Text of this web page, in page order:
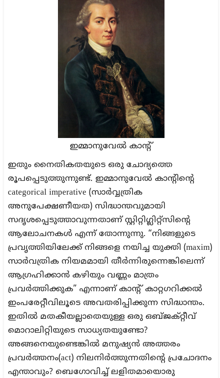
ഇമ്മാനുവേല്‍ കാന്റ്
ഇതും നൈതികതയുടെ ഒരു ചോദ്യത്തെ
രൂപപ്പെടുത്തുന്നുണ്ട്. ഇമ്മാനുവേൽ കാന്റിന്റെ
categorical imperative (സാർവ്വത്രിക
അനുപേക്ഷണീയത) സിദ്ധാന്തവുമായി
സദൃശപ്പെടുത്താവുന്നതാണ് സ്റ്റിറ്റിഗ്ലിറ്റ്സിന്റെ
ആലോചനകൾ എന്ന് തോന്നുന്നു. “നിങ്ങളുടെ
പ്രവൃത്തിയിലേക്ക് നിങ്ങളെ നയിച്ച യുക്തി (maxim)
സാർവത്രിക നിയമമായി തീർന്നിരുന്നെങ്കിലെന്ന്
ആഗ്രഹിക്കാൻ കഴിയും വണ്ണം മാത്രം
പ്രവർത്തിക്കുക” എന്നാണ് കാന്റ് കാറ്റഗറിക്കൽ
ഇംപരേറ്റീവിലൂടെ അവതരിപ്പിക്കുന്ന സിദ്ധാന്തം.
ഇതിൽ മതകീയല്ലാതെയുള്ള ഒരു ഒബ്ജക്റ്റീവ്
മൊറാലിറ്റിയുടെ സാധ്യതയുണ്ടോ?
അങ്ങനെയുണ്ടെങ്കിൽ മനുഷ്യൻ അത്തരം
പ്രവർത്തനം(act) നിലനിർത്തുന്നതിന്റെ പ്രചോദനം
എന്താവും? ബെഗോവിച്ച് ലളിതമായൊരു